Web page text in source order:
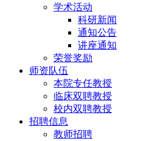
学术活动
科研新闻
通知公告
讲座通知
荣誉奖励
师资队伍
本院专任教授
临床双聘教授
校内双聘教授
招聘信息
教师招聘